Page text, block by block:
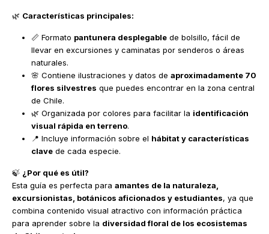
🌿 Características principales:
📏 Formato pantunera desplegablede bolsillo, fácil de
llevar en excursiones y caminatas por senderos o áreas
naturales.
🌸 Contiene ilustraciones y datos de aproximadamente 70
flores silvestres que puedes encontrar en la zona central
de Chile.
🌿 Organizada por colores para facilitar la identificación
visual rápida en terreno.
📍 Incluye información sobre el hábitat y características
clavede cada especie.
🍃 ¿Por qué es útil?
Esta guía es perfecta para amantes de la naturaleza,
excursionistas, botánicos aficionados y estudiantes, ya que
combina contenido visual atractivo con información práctica
para aprender sobre la diversidad floral de los ecosistemas